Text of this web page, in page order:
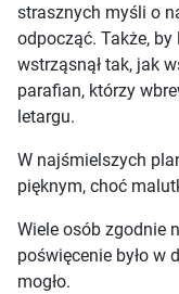
strasznych myśli o
odpocząć. Także,
wstrząsnął tak, jak
parafian, którzy
letargu.
W najśmielszych
pięknym, choć
Wiele osób zgodnie
poświęcenie było w
mogło.